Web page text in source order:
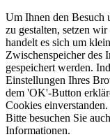
Um Ihnen den Besuch
zu gestalten, setzen
handelt es sich um
Zwischenspeicher des
gespeichert werden.
Einstellungen Ihres
dem 'OK'-Button
Cookies einverstanden.
Bitte besuchen Sie
Informationen.